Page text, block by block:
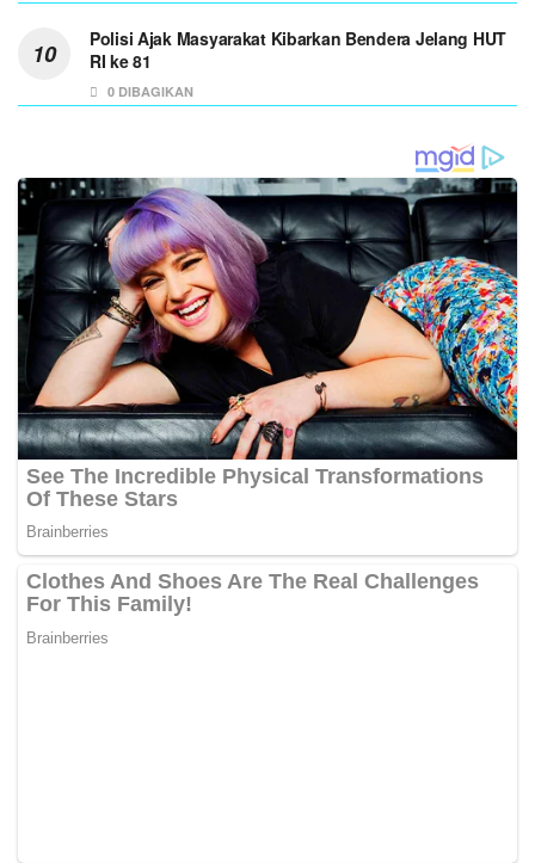
Polisi Ajak Masyarakat Kibarkan Bendera Jelang HUT
RI ke 81
0 DIBAGIKAN